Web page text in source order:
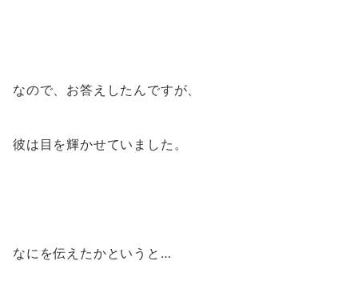
なので、お答えしたんですが、
彼は目を輝かせていました。
なにを伝えたかというと…